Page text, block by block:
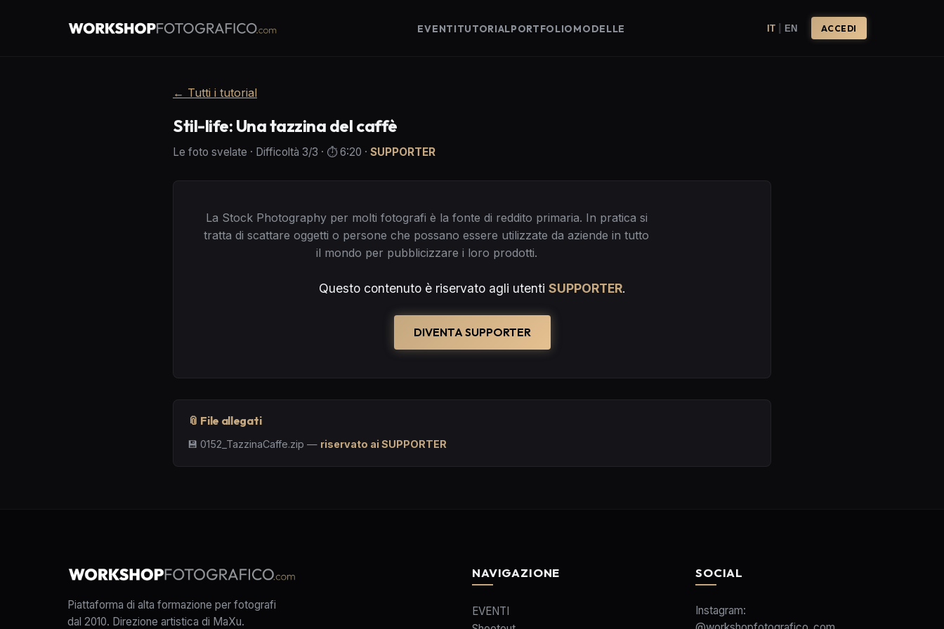
EVENTITUTORIALPORTFOLIOMODELLE IT | EN ACCEDI
← Tutti i tutorial
Stil-life: Una tazzina del caffè
Le foto svelate · Difficoltà 3/3 · ⏱️6:20 · SUPPORTER
La Stock Photography per molti fotografi è la fonte di reddito primaria. In pratica si
tratta di scattare oggetti o persone che possano essere utilizzate da aziende in tutto
il mondo per pubblicizzare i loro prodotti.
Questo contenuto è riservato agli utenti SUPPORTER.
DIVENTA SUPPORTER
📎 File allegati
💾 0152_TazzinaCaffe.zip — riservato ai SUPPORTER
Piattaforma di alta formazione per fotografi
dal 2010. Direzione artistica di MaXu.
NAVIGAZIONE
EVENTI
SOCIAL
Instagram: